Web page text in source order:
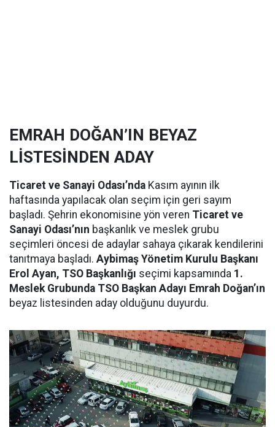
EMRAH DOĞAN’IN BEYAZ
LİSTESİNDEN ADAY
Ticaret ve Sanayi Odası’nda Kasım ayının ilk
haftasında yapılacak olan seçim için geri sayım
başladı. Şehrin ekonomisine yön veren Ticaret ve
Sanayi Odası’nın başkanlık ve meslek grubu
seçimleri öncesi de adaylar sahaya çıkarak kendilerini
tanıtmaya başladı. Aybimaş Yönetim Kurulu Başkanı
Erol Ayan, TSO Başkanlığı seçimi kapsamında 1.
Meslek Grubunda TSO Başkan Adayı Emrah Doğan’ın
beyaz listesinden aday olduğunu duyurdu.